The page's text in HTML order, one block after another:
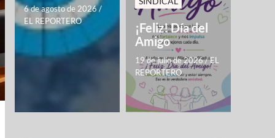
6 de agosto de 2026/
EL REPORTERO
¡Feliz! Día del
Amigo
19 de julio de 2026/EL
REPORTERO